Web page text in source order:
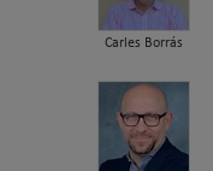
Carles Borrás